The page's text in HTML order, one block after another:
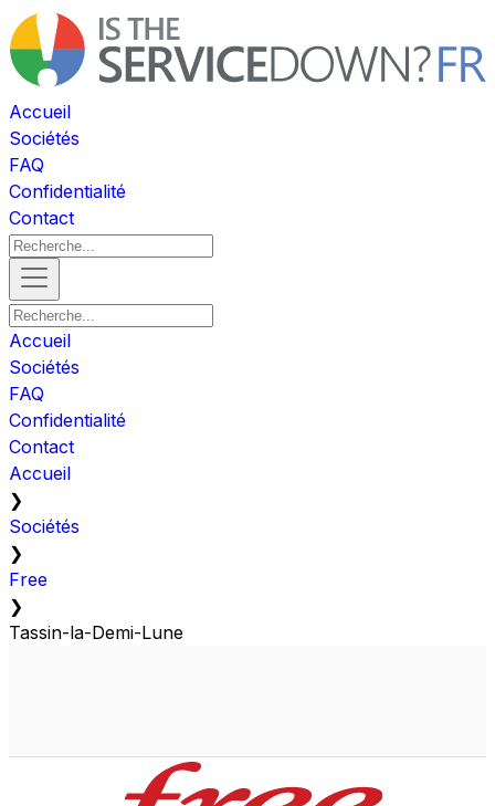
Accueil
Sociétés
FAQ
Confidentialité
Contact
Accueil
Sociétés
FAQ
Confidentialité
Contact
Accueil
❯
Sociétés
❯
Free
❯
Tassin-la-Demi-Lune